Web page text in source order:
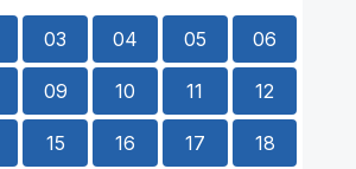
03 04 05 06
09 10 11 12
15 16 17 18